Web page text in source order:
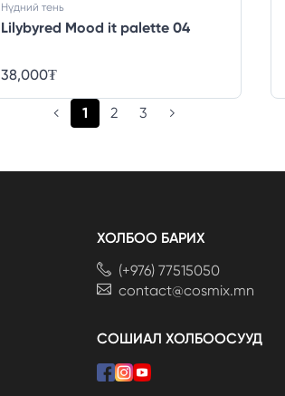
Lilybyred Mood it palette 04
Нүдний тень
38,000₮
1
(current)2 3
ХОЛБОО БАРИХ
(+976) 77515050
contact@cosmix.mn
СОШИАЛ ХОЛБООСУУД